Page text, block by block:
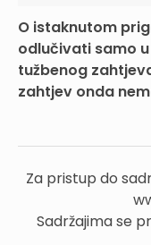
O istaknutom
odlučivati samo
tužbenog
zahtjev onda
Za pristup do
Sadržajima se